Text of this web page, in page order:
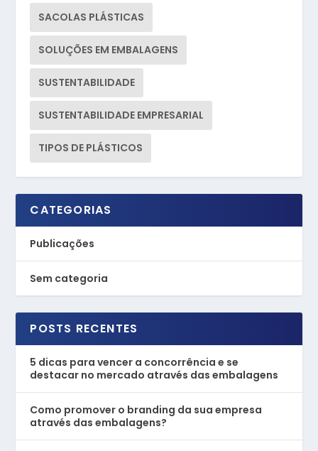
SACOLAS PLÁSTICAS
SOLUÇÕES EM EMBALAGENS
SUSTENTABILIDADE
SUSTENTABILIDADE EMPRESARIAL
TIPOS DE PLÁSTICOS
CATEGORIAS
Publicações
Sem categoria
POSTS RECENTES
5 dicas para vencer a concorrência e se
destacar no mercado através das embalagens
Como promover o branding da sua empresa
através das embalagens?